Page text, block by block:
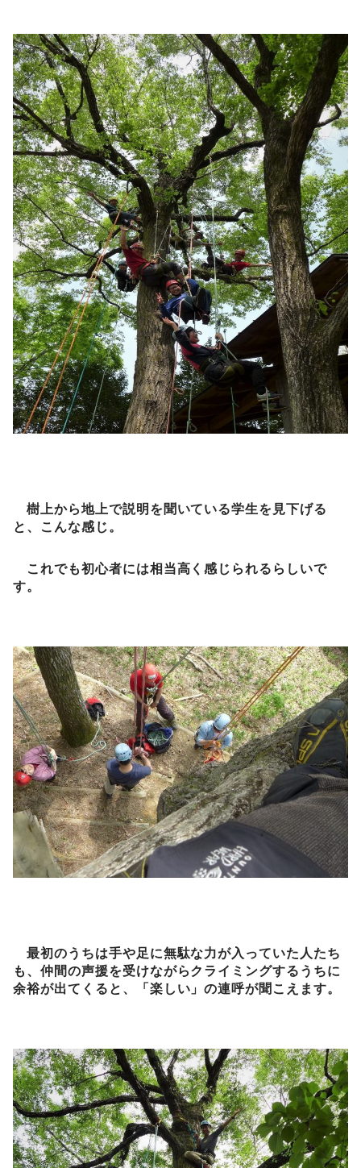
樹上から地上で説明を聞いている学生を見下げる
と、こんな感じ。
これでも初心者には相当高く感じられるらしいで
す。
最初のうちは手や足に無駄な力が入っていた人たち
も、仲間の声援を受けながらクライミングするうちに
余裕が出てくると、「楽しい」の連呼が聞こえます。